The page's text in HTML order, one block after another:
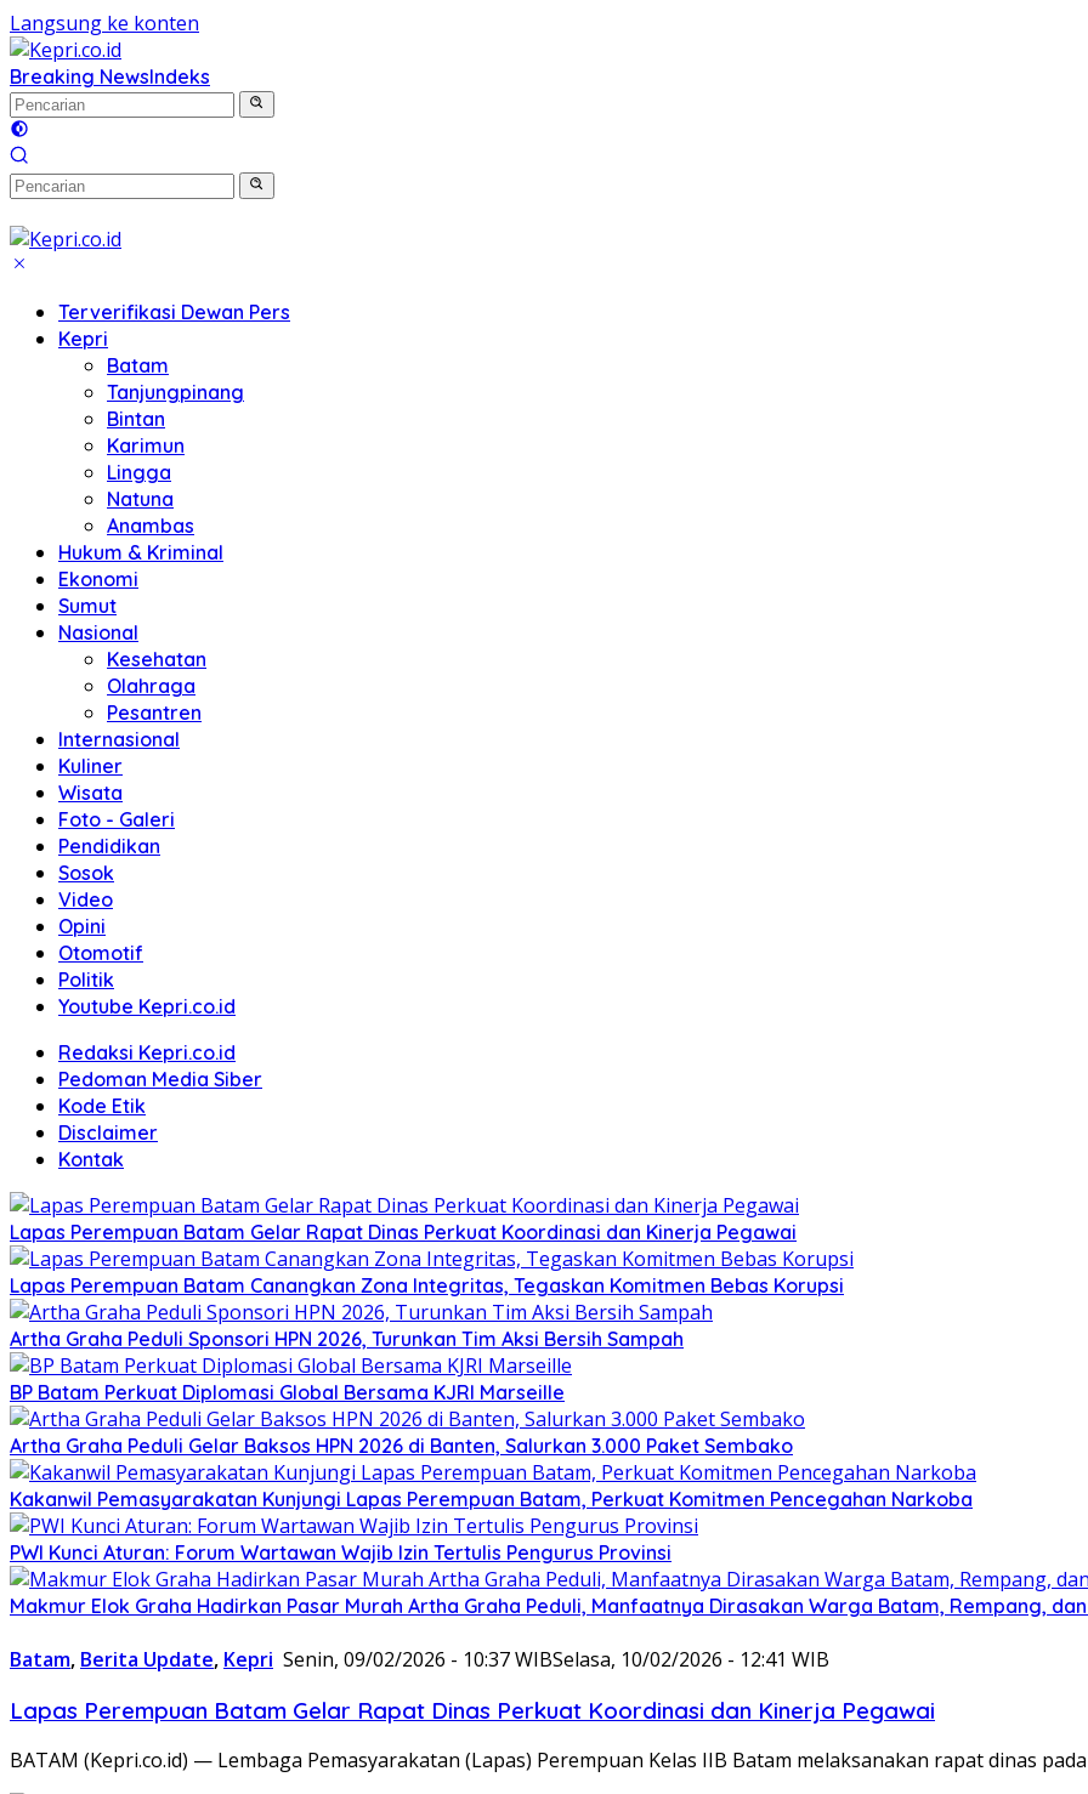
Langsung ke konten
Breaking NewsIndeks
Terverifikasi Dewan Pers
Kepri
Batam
Tanjungpinang
Bintan
Karimun
Lingga
Natuna
Anambas
Hukum & Kriminal
Ekonomi
Sumut
Nasional
Kesehatan
Olahraga
Pesantren
Internasional
Kuliner
Wisata
Foto - Galeri
Pendidikan
Sosok
Video
Opini
Otomotif
Politik
Youtube Kepri.co.id
Redaksi Kepri.co.id
Pedoman Media Siber
Kode Etik
Disclaimer
Kontak
Lapas Perempuan Batam Gelar Rapat Dinas Perkuat Koordinasi dan Kinerja Pegawai
Lapas Perempuan Batam Canangkan Zona Integritas, Tegaskan Komitmen Bebas Korupsi
Artha Graha Peduli Sponsori HPN 2026, Turunkan Tim Aksi Bersih Sampah
BP Batam Perkuat Diplomasi Global Bersama KJRI Marseille
Artha Graha Peduli Gelar Baksos HPN 2026 di Banten, Salurkan 3.000 Paket Sembako
Kakanwil Pemasyarakatan Kunjungi Lapas Perempuan Batam, Perkuat Komitmen Pencegahan Narkoba
PWI Kunci Aturan: Forum Wartawan Wajib Izin Tertulis Pengurus Provinsi
Makmur Elok Graha Hadirkan Pasar Murah Artha Graha Peduli, Manfaatnya Dirasakan Warga Batam, Rempang,
Batam, Berita Update, Kepri Senin, 09/02/2026 - 10:37 WIBSelasa, 10/02/2026 - 12:41 WIB
Lapas Perempuan Batam Gelar Rapat Dinas Perkuat Koordinasi dan Kinerja Pegawai
BATAM (Kepri.co.id) — Lembaga Pemasyarakatan (Lapas) Perempuan Kelas IIB Batam melaksanakan rapat dinas